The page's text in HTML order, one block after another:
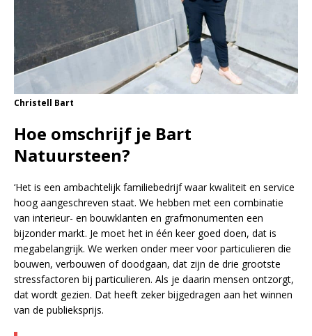
Christell Bart
Hoe omschrijf je Bart
Natuursteen?
‘Het is een ambachtelijk familiebedrijf waar kwaliteit en service
hoog aangeschreven staat. We hebben met een combinatie
van interieur- en bouwklanten en grafmonumenten een
bijzonder markt. Je moet het in één keer goed doen, dat is
megabelangrijk. We werken onder meer voor particulieren die
bouwen, verbouwen of doodgaan, dat zijn de drie grootste
stressfactoren bij particulieren. Als je daarin mensen ontzorgt,
dat wordt gezien. Dat heeft zeker bijgedragen aan het winnen
van de publieksprijs.